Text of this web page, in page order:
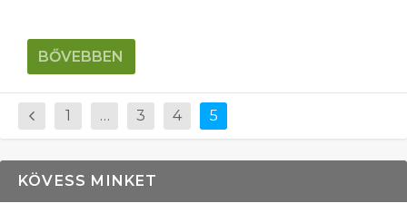
BŐVEBBEN
1 … 3 4 5
KÖVESS MINKET